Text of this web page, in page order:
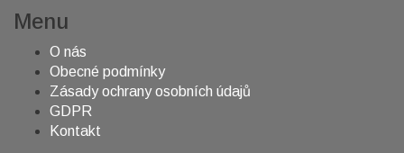
Menu
O nás
Obecné podmínky
Zásady ochrany osobních údajů
GDPR
Kontakt